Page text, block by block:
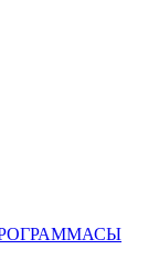
ПРОГРАММАСЫ